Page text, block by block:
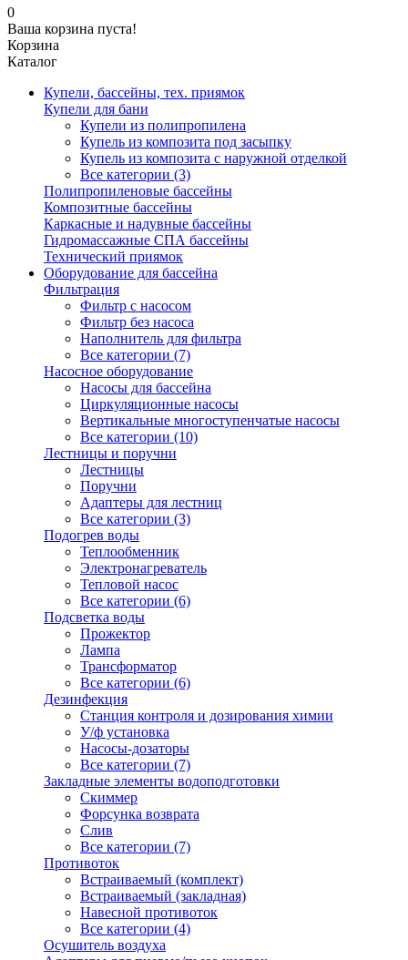
0
Ваша корзина пуста!
Корзина
Каталог
Купели, бассейны, тех. приямок
Купели для бани
Купели из полипропилена
Купель из композита под засыпку
Купель из композита с наружной отделкой
Все категории (3)
Полипропиленовые бассейны
Композитные бассейны
Каркасные и надувные бассейны
Гидромассажные СПА бассейны
Технический приямок
Оборудование для бассейна
Фильтрация
Фильтр с насосом
Фильтр без насоса
Наполнитель для фильтра
Все категории (7)
Насосное оборудование
Насосы для бассейна
Циркуляционные насосы
Вертикальные многоступенчатые насосы
Все категории (10)
Лестницы и поручни
Лестницы
Поручни
Адаптеры для лестниц
Все категории (3)
Подогрев воды
Теплообменник
Электронагреватель
Тепловой насос
Все категории (6)
Подсветка воды
Прожектор
Лампа
Трансформатор
Все категории (6)
Дезинфекция
Станция контроля и дозирования химии
У/ф установка
Насосы-дозаторы
Все категории (7)
Закладные элементы водоподготовки
Скиммер
Форсунка возврата
Слив
Все категории (7)
Противоток
Встраиваемый (комплект)
Встраиваемый (закладная)
Навесной противоток
Все категории (4)
Осушитель воздуха